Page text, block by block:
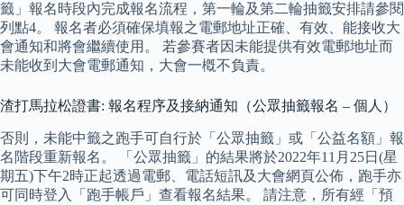
籤」報名時段內完成報名流程，第一輪及第二輪抽籤安排請參閱
列點4。 報名者必須確保填報之電郵地址正確、有效、能接收大
會通知和將會繼續使用。 若參賽者因未能提供有效電郵地址而
未能收到大會電郵通知，大會一槪不負責。
渣打馬拉松證書: 報名程序及接納通知（公眾抽籤報名 – 個人）
否則，未能中籤之跑手可自行於「公眾抽籤」或「公益名額」報
名階段重新報名。 「公眾抽籤」的結果將於2022年11月25日(星
期五)下午2時正起透過電郵、電話短訊及大會網頁公佈，跑手亦
可同時登入「跑手帳戶」查看報名結果。 請注意，所有經「預